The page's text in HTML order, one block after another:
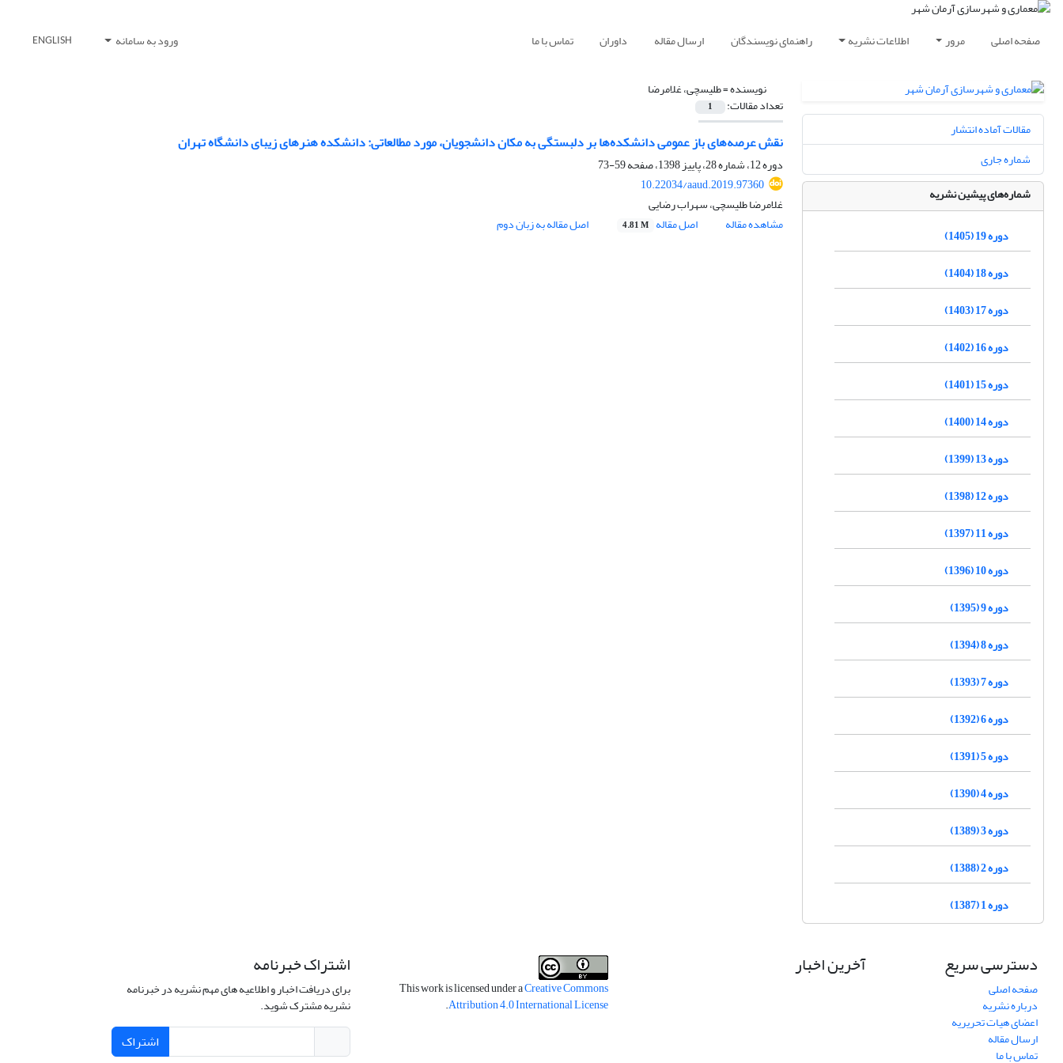
صفحه اصلی مرور اطلاعات نشریه راهنمای نویسندگان ارسال مقاله داوران تماس با ما ورود به سامانه ENGLISH
نویسنده =طلیسچی، غلامرضا
تعداد مقالات: 1
نقش عرصه‌های باز عمومی دانشکده‌ها بر دلبستگی به مکان دانشجویان، مورد مطالعاتی: دانشکده هنرهای زیبای دانشگاه تهران
دوره 12، شماره 28، پاییز 1398، صفحه
59-73
10.22034/aaud.2019.97360
غلامرضا طلیسچی، سهراب رضایی
مشاهده مقاله
اصل مقاله 4.81 M اصل مقاله به زبان دوم
مقالات آماده انتشار
شماره جاری
شماره‌های پیشین نشریه
دوره 19 (1405)
دوره 18 (1404)
دوره 17 (1403)
دوره 16 (1402)
دوره 15 (1401)
دوره 14 (1400)
دوره 13 (1399)
دوره 12 (1398)
دوره 11 (1397)
دوره 10 (1396)
دوره 9 (1395)
دوره 8 (1394)
دوره 7 (1393)
دوره 6 (1392)
دوره 5 (1391)
دوره 4 (1390)
دوره 3 (1389)
دوره 2 (1388)
دوره 1 (1387)
دسترسی سریع
صفحه اصلی
درباره نشریه
اعضای هیات تحریریه
ارسال مقاله
تماس با ما
آخرین اخبار
This work is licensed under aCreative Commons
Attribution 4.0 International License
.
اشتراک خبرنامه
برای دریافت اخبار و اطلاعیه های مهم نشریه در خبرنامه
نشریه مشترک شوید.
اشتراک